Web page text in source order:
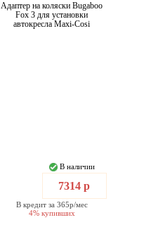
Адаптер на коляски Bugaboo
Fox 3 для установки
автокресла Maxi-Cosi
В наличии
7314 р
В кредит за 365р/мес
4% купивших